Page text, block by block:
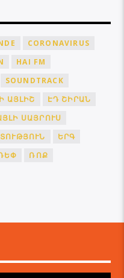
CORONAVIRUS
HAI FM
SOUNDTRACK
ԱՅԼԻՇ
ԷԴ ՇԻՐԱՆ
ՍԱՅՐՈՒՍ
ԵՐԳ
ՌՈՔ